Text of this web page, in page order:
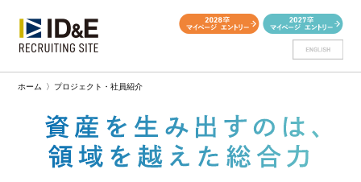
ホーム 〉 プロジェクト・社員紹介